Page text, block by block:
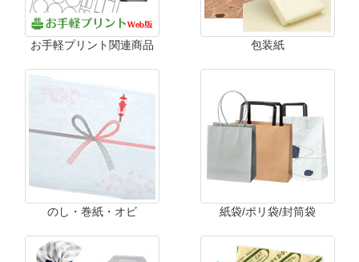
お手軽プリント関連商品 包装紙
のし・巻紙・オビ 紙袋/ポリ袋/封筒袋